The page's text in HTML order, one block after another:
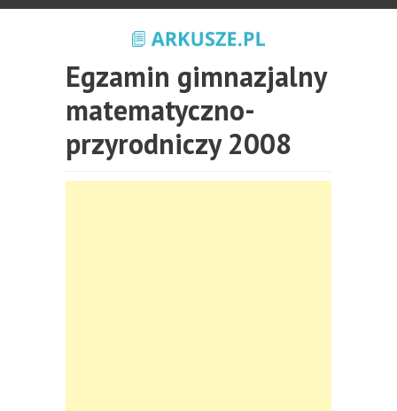
Egzamin gimnazjalny
matematyczno-
przyrodniczy 2008